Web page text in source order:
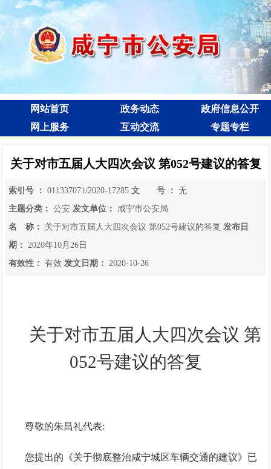
网站首页 政务动态
政府信息公开
网上服务
互动交流 专题专栏
关于对市五届人大四次会议 第052号建议的答复
索引号 ： 011337071/2020-17285 文 号 ：
无
主题分类：
公安 发文单位：
咸宁市公安局
名 称：
关于对市五届人大四次会议 第052号建议的答复 发布日
期：
2020年10月26日
有效性：
有效 发文日期： 2020-10-26
关于对市五届人大四次会议 第
052号建议的答复
尊敬的朱昌礼代表:
您提出的《关于彻底整治咸宁城区车辆交通的建议》已